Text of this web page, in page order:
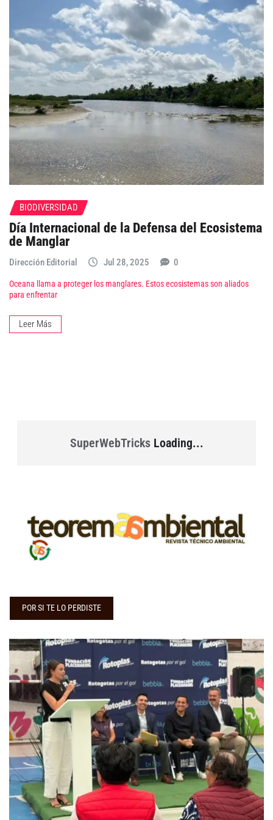
BIODIVERSIDAD
Día Internacional de la Defensa del Ecosistema
de Manglar
Dirección Editorial Jul 28, 2025 0
Oceana llama a proteger los manglares. Estos ecosistemas son aliados
para enfrentar
Leer Más
SuperWebTricksLoading...
POR SI TE LO PERDISTE